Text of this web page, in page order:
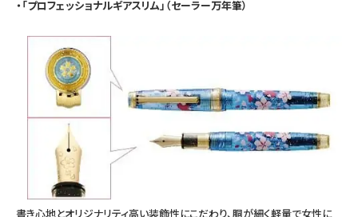
・「プロフェッショナルギアスリム」（セーラー万年筆）
書き心地とオリジナリティ高い装飾性にこだわり、胴が細く軽量で女性に